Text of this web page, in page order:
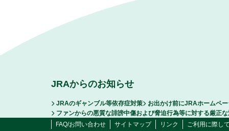
JRAからのお知らせ
JRAのギャンブル等依存症対策
お出かけ前にJRAホームペ
ファンからの悪質な誹謗中傷および脅迫行為等に対する厳正
FAQ/お問い合わせ
サイトマップ リンク ご利用に際し